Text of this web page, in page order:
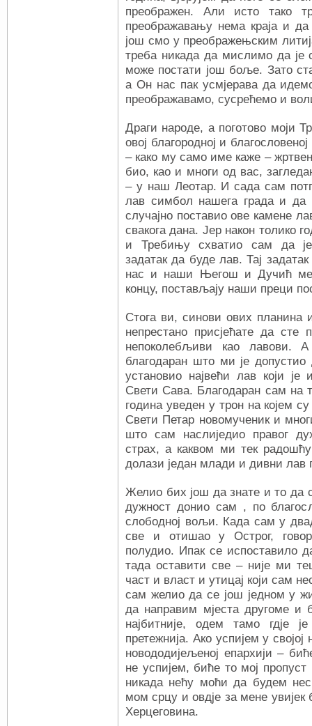
преображен. Али исто тако
преображавању нема краја и
још смо у преображењским
треба никада да мислимо да је
може постати још боље. Зато
а Он нас пак усмјерава да
преображавамо, сусрећемо и
Драги народе, а поготово моји
овој благородној и
– како му само име каже –
био, као и многи од вас,
– у наш Леотар. И сада сам
лав симбол нашега града и да
случајно поставио ове камене
свакога дана. Јер након толико
и Требињу схватио сам да је
задатак да буде лав. Тај
нас и наши Његош и Дучић
концу, постављају наши преци
Стога ви, синови ових планина
непрестано присјећате да
непоколебљиви као лавови.
благодаран што ми је допустио
установио највећи лав који
Свети Сава. Благодаран сам на
година уведен у трон на којем
Свети Петар новомученик и
што сам наслиједио правог
страх, а каквом ми тек
долази један млади и дивни лав
Желио бих још да знате и то да
дужност донио сам , по
слободној вољи. Када сам у
све и отишао у Острог,
полудио. Ипак се испоставило
тада оставити све – није ми
част и власт и утицај који сам
сам желио да се још једном у
да направим мјеста другоме
најбитније, одем тамо гдје
претежнија. Ако успијем у
новододијељеној епархији –
не успијем, биће то мој
никада нећу моћи да будем
мом срцу и овдје за мене увијек
Херцеговина.